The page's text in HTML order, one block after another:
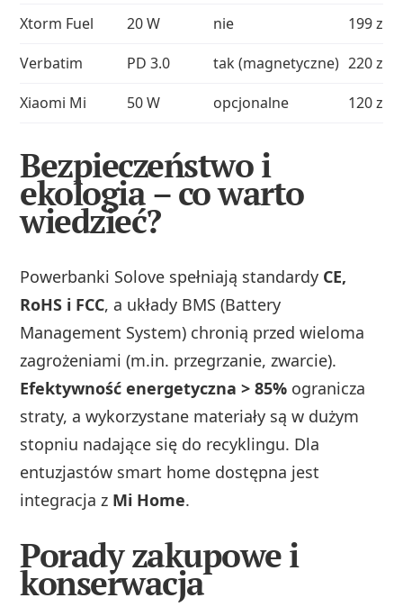
Xtorm Fuel
20 W nie
199 zł
Verbatim
PD 3.0 tak (magnetyczne) 220 zł
Xiaomi Mi
50 W opcjonalne 120 zł
Bezpieczeństwo i
ekologia – co warto
wiedzieć?
Powerbanki Solove spełniają standardy CE,
RoHS i FCC, a układy BMS (Battery
Management System) chronią przed wieloma
zagrożeniami (m.in. przegrzanie, zwarcie).
Efektywność energetyczna > 85% ogranicza
straty, a wykorzystane materiały są w dużym
stopniu nadające się do recyklingu. Dla
entuzjastów smart home dostępna jest
integracja z Mi Home.
Porady zakupowe i
konserwacja